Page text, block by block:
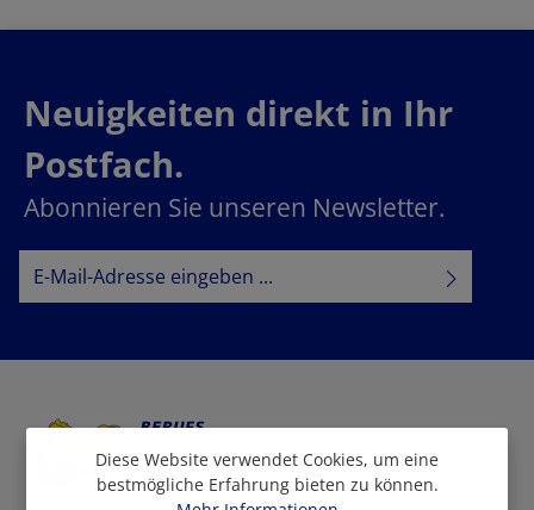
Neuigkeiten direkt in Ihr
Postfach.
Abonnieren Sie unseren Newsletter.
E-Mail-Adresse*
Ich habe dieDatenschutzbestimmungenzur Kenntnis
Diese Website verwendet Cookies, um eine
bestmögliche Erfahrung bieten zu können.